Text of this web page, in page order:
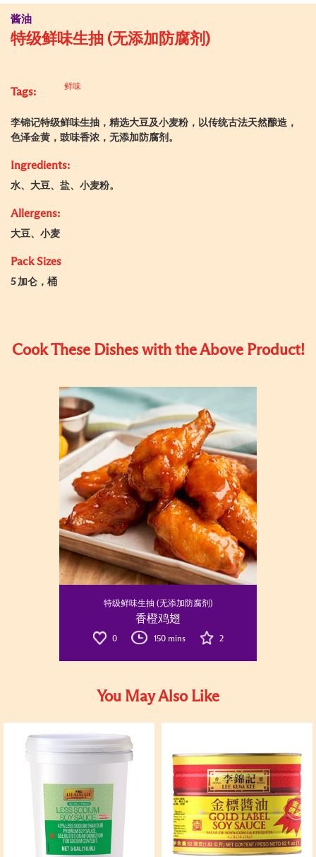
酱油
特级鲜味生抽 (无添加防腐剂)
Tags: 鲜味
李锦记特级鲜味生抽，精选大豆及小麦粉，以传统古法天然酿造，
色泽金黄，豉味香浓，无添加防腐剂。
Ingredients:
水、大豆、盐、小麦粉。
Allergens:
大豆、小麦
Pack Sizes
5 加仑，桶
Cook These Dishes with the Above Product!
特级鲜味生抽 (无添加防腐剂)
香橙鸡翅
0 150 mins 2
You May Also Like